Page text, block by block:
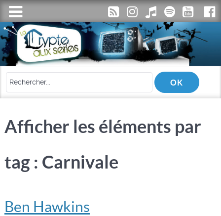
Afficher les éléments par
tag : Carnivale
Ben Hawkins